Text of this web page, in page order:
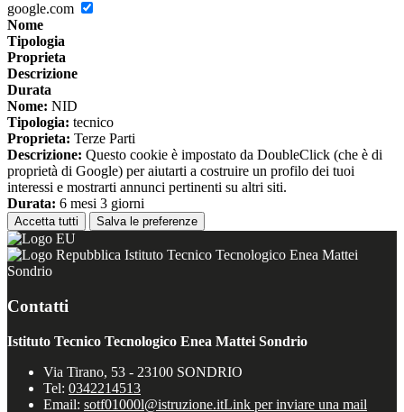
google.com
Nome
Tipologia
Proprieta
Descrizione
Durata
Nome: NID
Tipologia: tecnico
Proprieta: Terze Parti
Descrizione: Questo cookie è impostato da DoubleClick (che è di
proprietà di Google) per aiutarti a costruire un profilo dei tuoi
interessi e mostrarti annunci pertinenti su altri siti.
Durata: 6 mesi 3 giorni
Accetta tutti Salva le preferenze
Istituto Tecnico Tecnologico Enea Mattei
Sondrio
Contatti
Istituto Tecnico Tecnologico Enea Mattei Sondrio
Via Tirano, 53 - 23100 SONDRIO
Tel: 0342214513
Email: sotf01000l@istruzione.itLink per inviare una mail